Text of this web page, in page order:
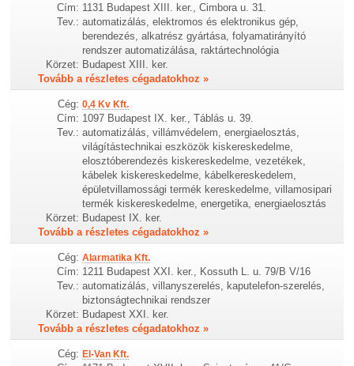
Cím: 1131 Budapest XIII. ker., Cimbora u. 31.
Tev.: automatizálás, elektromos és elektronikus gép,
berendezés, alkatrész gyártása, folyamatirányító
rendszer automatizálása, raktártechnológia
Körzet: Budapest XIII. ker.
Tovább a részletes cégadatokhoz »
Cég: 0,4 Kv Kft.
Cím: 1097 Budapest IX. ker., Táblás u. 39.
Tev.: automatizálás, villámvédelem, energiaelosztás,
világítástechnikai eszközök kiskereskedelme,
elosztóberendezés kiskereskedelme, vezetékek,
kábelek kiskereskedelme, kábelkereskedelem,
épületvillamossági termék kereskedelme, villamosipari
termék kiskereskedelme, energetika, energiaelosztás
Körzet: Budapest IX. ker.
Tovább a részletes cégadatokhoz »
Cég: Alarmatika Kft.
Cím: 1211 Budapest XXI. ker., Kossuth L. u. 79/B V/16
Tev.: automatizálás, villanyszerelés, kaputelefon-szerelés,
biztonságtechnikai rendszer
Körzet: Budapest XXI. ker.
Tovább a részletes cégadatokhoz »
Cég: El-Van Kft.